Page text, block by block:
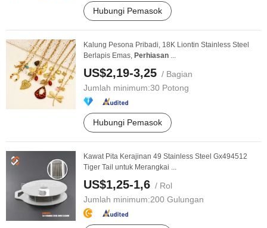
Hubungi Pemasok
Kalung Pesona Pribadi, 18K Liontin Stainless Steel
Berlapis Emas, Perhiasan ...
US$2,19-3,25 / Bagian
Jumlah minimum:30 Potong
Hubungi Pemasok
Kawat Pita Kerajinan 49 Stainless Steel Gx494512
Tiger Tail untuk Merangkai ...
US$1,25-1,6 / Rol
Jumlah minimum:200 Gulungan